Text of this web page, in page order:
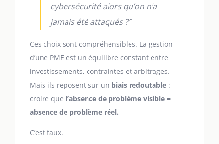
cybersécurité alors qu’on n’a
jamais été attaqués ?”
Ces choix sont compréhensibles. La gestion
d’une PME est un équilibre constant entre
investissements, contraintes et arbitrages.
Mais ils reposent sur un biais redoutable :
croire que l’absence de problème visible =
absence de problème réel.
C’est faux.